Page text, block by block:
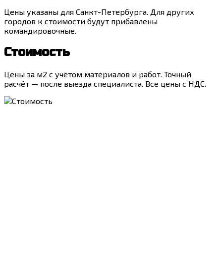
Цены указаны для Санкт-Петербурга. Для других
городов к стоимости будут прибавлены
командировочные.
Стоимость
Цены за м2 с учётом материалов и работ. Точный
расчёт — после выезда специалиста. Все цены с НДС.